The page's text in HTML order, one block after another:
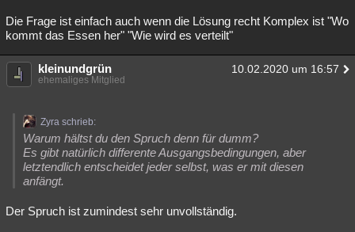
Die Frage ist einfach auch wenn die Lösung recht Komplex ist "Wo
kommt das Essen her" "Wie wird es verteilt"
kleinundgrün 10.02.2020 um 16:57
ehemaliges Mitglied
Zyra schrieb:
Warum hältst du den Spruch denn für dumm?
Es gibt natürlich differente Ausgangsbedingungen, aber
letztendlich entscheidet jeder selbst, was er mit diesen
anfängt.
Der Spruch ist zumindest sehr unvollständig.